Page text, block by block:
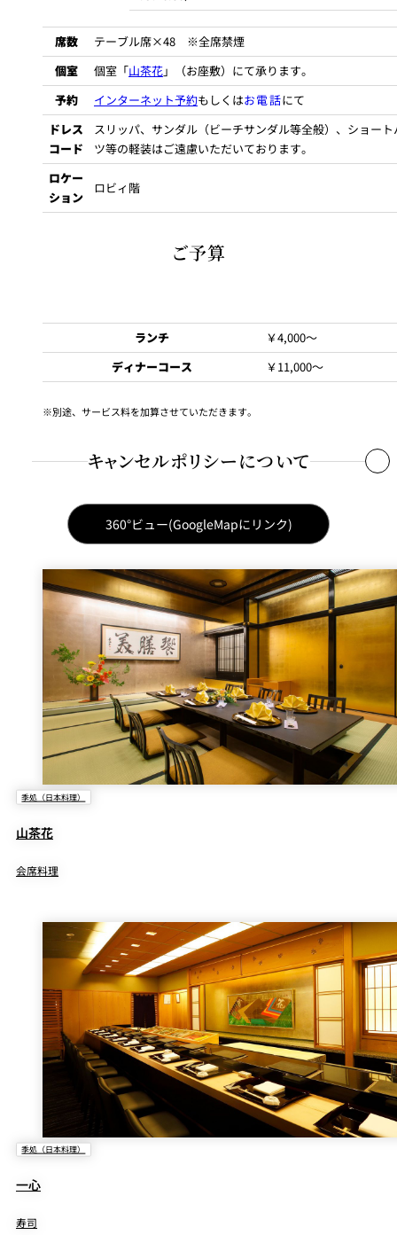
ビール・ウィスキー・果実酒
ご提示がない場合は優待料金は適用いたしかねますのでご注意ください。
他の特典との併用はご遠慮ください。
席数
テーブル席×48 ※全席禁煙
個室
個室「山茶花」（お座敷）にて承ります。
予約
インターネット予約もしくはお電話にて
ドレス
コード
スリッパ、サンダル（ビーチサンダル等全般）、ショート
ツ等の軽装はご遠慮いただいております。
ロケー
ション
ロビィ階
ご予算
ランチ
￥4,000～
ディナーコース
￥11,000～
別途、サービス料を加算させていただきます。
キャンセルポリシーについて
プラン、コース料金の100%（お席のみのご予約の場合、ランチ・デ
ィナー共にコース最低料金のご予約人数分）を申し受けます。
台風、地震、公共交通機関の大規模運休など、当店がやむを得ない
360°ビュー(GoogleMapにリンク)
季処（日本料理）
山茶花
会席料理
季処（日本料理）
一心
寿司